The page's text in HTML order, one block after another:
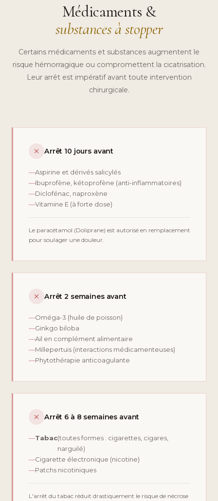
Médicaments &
substances à stopper
Certains médicaments et substances augmentent le
risque hémorragique ou compromettent la cicatrisation.
Leur arrêt est impératif avant toute intervention
chirurgicale.
Arrêt 10 jours avant
—Aspirine et dérivés salicylés
—Ibuprofène, kétoprofène (anti-inflammatoires)
—Diclofénac, naproxène
—Vitamine E (à forte dose)
Le paracétamol (Doliprane) est autorisé en remplacement
pour soulager une douleur.
Arrêt 2 semaines avant
—Oméga-3 (huile de poisson)
—Ginkgo biloba
—Ail en complément alimentaire
—Millepertuis (interactions médicamenteuses)
—Phytothérapie anticoagulante
Arrêt 6 à 8 semaines avant
—Tabac(toutes formes : cigarettes, cigares,
narguilé)
—Cigarette électronique (nicotine)
—Patchs nicotiniques
L'arrêt du tabac réduit drastiquement le risque de nécrose